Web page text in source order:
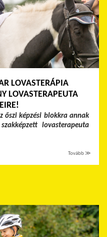
LOVASTERÁPIA
LOVASTERAPEUTA
őszi képzési blokkra annak
lovasterapeuta
Tovább ≫